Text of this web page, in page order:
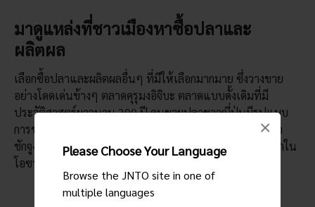
Please Choose Your Language
Browse the JNTO site in one of
multiple languages
×
มาดูแหล่งที่ชาวเมืองหาซื้อปลาและ
ผลิตผล
เลือกซื้อปลาและผลิตผลอื่นๆ ที่มีให้เลือกมากมาย ซึ่งวางขาย
อย่างโดดเด่นข้างๆ ตลาดคุรุมงอิจิบะ ตลาดแบบดั้งเดิมที่มี
ประวัติศาสตร์ยาวนาน 200 ปี คนขายปลาชาวญี่ปุ่นมีรูปแบบ
การขายเฉพาะตัวที่มีทั้งการโอ้อวดอย่างมั่นใจและการร้องขอ
ชักจูง พฤติกรรมแปลกๆ เช่นนี้ถูกขยายให้เห็นชัดยิ่งขึ้นไปอีกใน
โอซาก้า เมืองที่ขึ้นชื่อเรื่องความตรงไปตรงมา